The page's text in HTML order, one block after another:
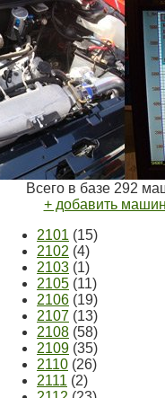
Всего в базе 292
+ добавить
2101 (15)
2102 (4)
2103 (1)
2105 (11)
2106 (19)
2107 (13)
2108 (58)
2109 (35)
2110 (26)
2111 (2)